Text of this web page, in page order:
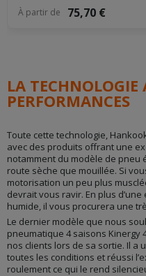
À partir de 75,70 €
LA TECHNOLOGIE
PERFORMANCES
Toute cette technologie,
avec des produits offrant une
notamment du modèle de pneu
route sèche que mouillée. Si
motorisation un peu plus
devrait vous ravir. En plus
humide, il vous procurera une
Le dernier modèle que nous
pneumatique 4 saisons Kinergy
nos clients lors de sa sortie. Il a
toutes les conditions et réussi
roulement ce qui le rend